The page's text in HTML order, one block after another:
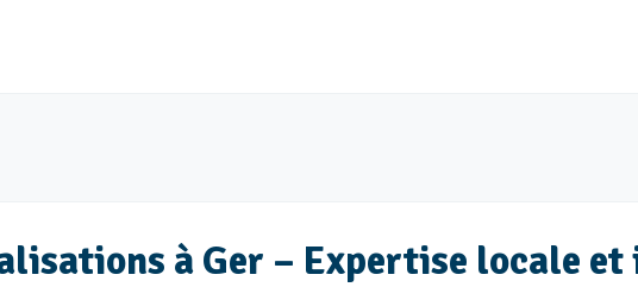
à Ger – Expertise locale